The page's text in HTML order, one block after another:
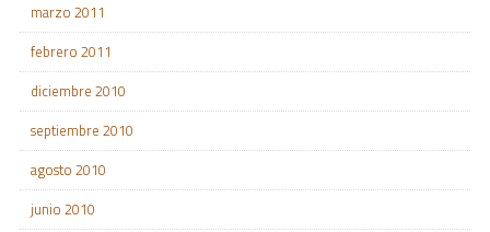
marzo 2011
febrero 2011
diciembre 2010
septiembre 2010
agosto 2010
junio 2010